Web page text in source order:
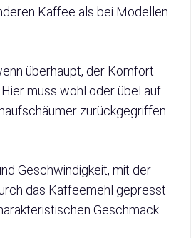
Kaffee als bei Modellen
überhaupt, der Komfort
muss wohl oder übel auf
zurückgegriffen
Geschwindigkeit, mit der
das Kaffeemehl gepresst
Geschmack